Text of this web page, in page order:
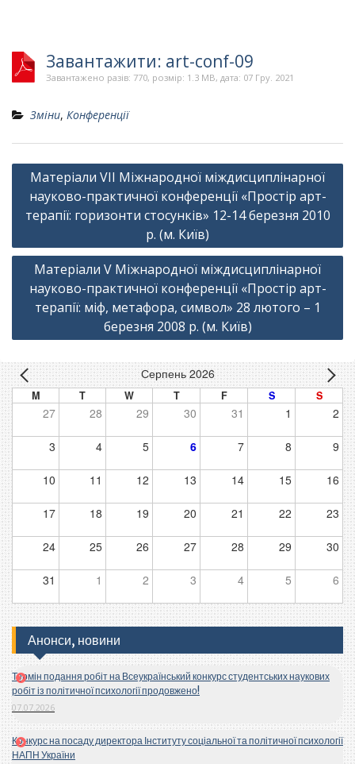
Завантажити: art-conf-09
Завантажено разів: 770, розмір: 1.3 MB, дата: 07 Гру. 2021
Зміни, Конференції
Навігація
записів
Матеріали VIІ Міжнародної міждисциплінарної
науково-практичної конференції «Простір арт-
терапії: горизонти стосунків» 12-14 березня 2010
р. (м. Київ)
Матеріали V Міжнародної міждисциплінарної
науково-практичної конференції «Простір арт-
терапії: міф, метафора, символ» 28 лютого – 1
березня 2008 р. (м. Київ)
Серпень 2026
M T W T F S S
27 28 29 30 31 1 2
3 4 5 6 7 8 9
10 11 12 13 14 15 16
17 18 19 20 21 22 23
24 25 26 27 28 29 30
31 1 2 3 4 5 6
Анонси, новини
Термін подання робіт на Всеукраїнський конкурс студентських наукових
робіт із політичної психології продовжено!
07.07.2026
Конкурс на посаду директора Інституту соціальної та політичної психології
НАПН України